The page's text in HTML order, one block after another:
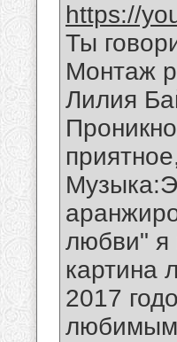
https://
Ты
Монтаж
Лилия
любви" я
картина
2017